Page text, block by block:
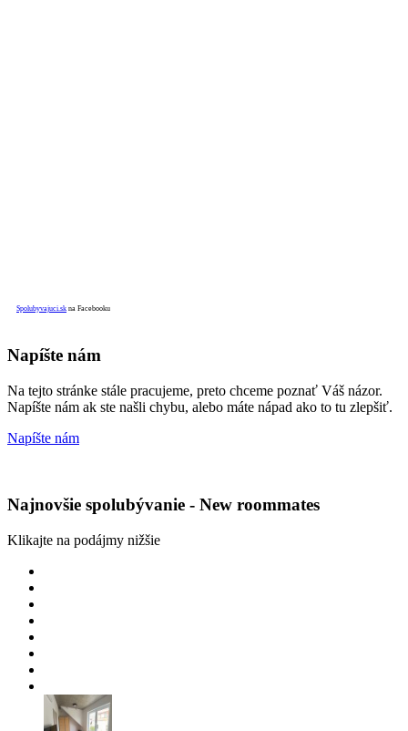
Spolubyvajuci.sk na Facebooku
Napíšte nám
Na tejto stránke stále pracujeme, preto chceme poznať Váš názor.
Napíšte nám ak ste našli chybu, alebo máte nápad ako to tu zlepšiť.
Napíšte nám
Najnovšie spolubývanie - New roommates
Klikajte na podájmy nižšie